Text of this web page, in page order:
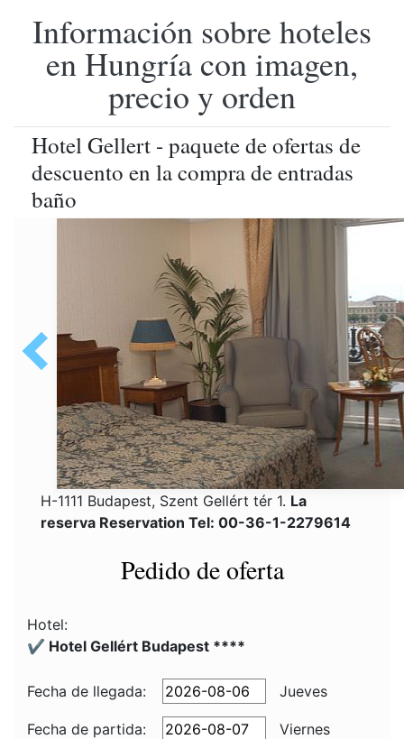
Información sobre hoteles
en Hungría con imagen,
precio y orden
Hotel Gellert - paquete de ofertas de
descuento en la compra de entradas
baño
H-1111 Budapest, Szent Gellért tér 1. La
reserva Reservation Tel: 00-36-1-2279614
Pedido de oferta
Hotel:
✔️ Hotel Gellért Budapest ****
Fecha de llegada: Jueves
Fecha de partida:
Viernes